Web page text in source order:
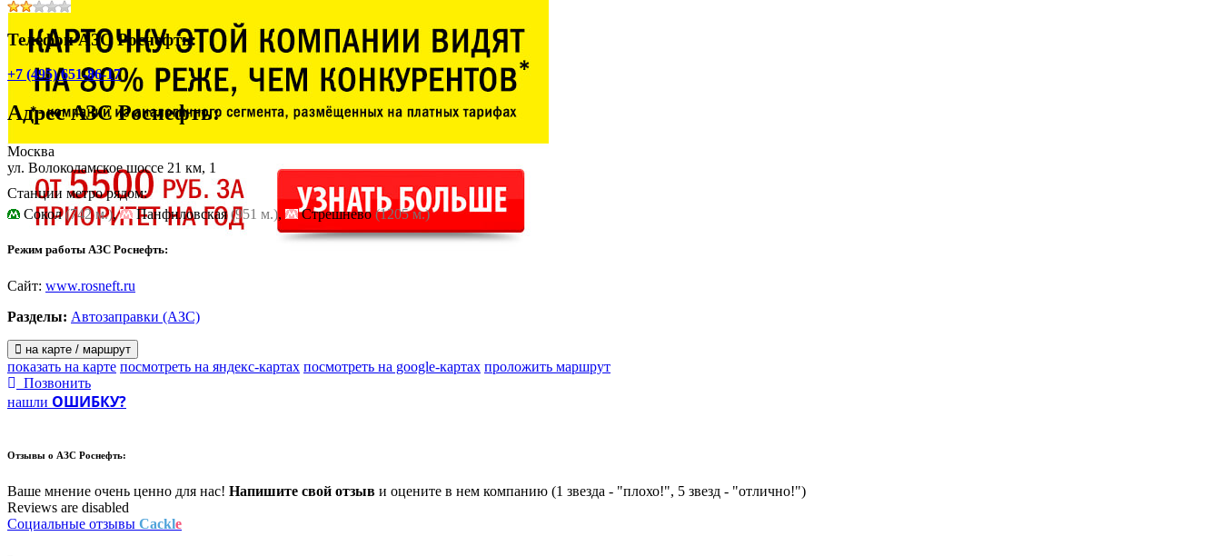
Телефон АЗС Роснефть:
+7 (495) 651-86-17
АдресАЗС Роснефть:
Москва
ул. Волоколамское шоссе 21 км, 1
Станции метро рядом:
Cокол(742 м.), Панфиловская(951 м.), Стрешнево (1205 м.)
Режим работы АЗС Роснефть:
Сайт: www.rosneft.ru
Разделы: Автозаправки (АЗС)
на карте / маршрут
показать на карте посмотреть на яндекс-картах посмотреть на google-картах проложить маршрут
Позвонить
нашли ОШИБКУ?
Отзывы о АЗС Роснефть:
Ваше мнение очень ценно для нас! Напишите свой отзыв и оцените в нем компанию (1 звезда - "плохо!", 5 звезд - "отлично!")
Reviews are disabled
Социальные отзывы Cackle